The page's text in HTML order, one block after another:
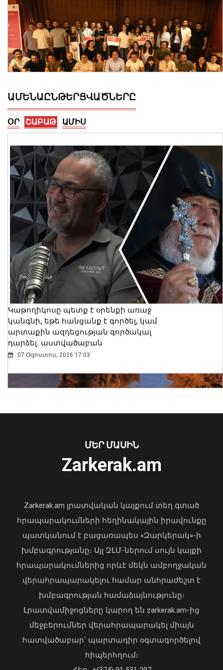
Hack Armenia 24-ժամյա հաքաթոնը
համախմբել է ԱԲ ոլորտի
լուծումներ մշակելու շուրջ. ԲՏԱ
նախարարություն
10 Օգոստոս, 2026 23:30
Հայաստանում առաջին անգամ
անցկացված CTBTO-ի
աշխատաժողովը նոր փուլ է բացում
ոլորտային համագործակցության
վարժանքի արդյունքները
10 Օգոստոս, 2026 23:12
Խոշոր ավտովթար Շիրակի մարզում․
Գյումրիում բախվել են «BMW 320I»-ն և
10 Օգոստոս, 2026 23:11
ԱՄԵՆԱԸՆԹԵՐՑՎԱԾՆԵՐԸ
ՕՐ ՇԱԲԱԹ ԱՄԻՍ
Կաթողիկոսը պետք է օրենքի առաջ
կանգնի, եթե հանցանք է գործել, կամ
արտաքին ազդեցության գործակալ
դարձել. աստվածաբան
07 Օգոստոս, 2026 17:03
Դրոնային հարձակումներ
Թաթարստանում Wildberries-ի
պահեստների վրա
ՄԵՐ ՄԱՍԻՆ
Zarkerak.am
Zarkerak.am լրատվական կայքում տեղ գտած
հրապարակումների հեղինակային իրավունքը
պատկանում է բացառապես «Զարկերակ»-ի
խմբագրությանը։ Այլ ԶԼՄ-ներում սույն կայքի
հրապարակումներից որևէ մեկն ամբողջական
վերահրապարակելու համար անհրաժեշտ է
խմբագրության համաձայնությունը։
Լրատվամիջոցները կարող են zarkerak.am-ից
մեջբերումներ վերահրապարակել միայն
հատվածաբար՝ պարտադիր օգտագործելով
հիպերհղում։